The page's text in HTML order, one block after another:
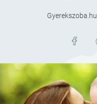
Gyerekszoba.hu